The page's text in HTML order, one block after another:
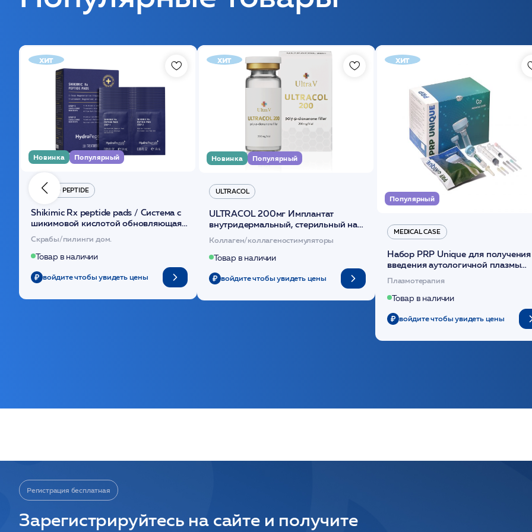
хит
Новинка Популярный
HYDRO PEPTIDE
Shikimic Rx peptide pads / Cистема с
шикимовой кислотой обновляющая
(30шт) /HP
Скрабы/пилинги дом.
Товар в наличии
войдите чтобы увидеть цены
хит
Новинка Популярный
ULTRACOL
ULTRACOL 200мг Имплантат
внутридермальный, стерильный на
основе полидиоксанона /ULTRACOL
Коллаген/коллагеностимуляторы
Товар в наличии
войдите чтобы увидеть цены
хит
Популярный
MEDICAL CASE
Набор PRP Unique для
введения аутологичной плазмы
Плазмотерапия
Товар в наличии
войдите чтобы увидеть цены
Регистрация бесплатная
Зарегистрируйтесь на сайте и получите